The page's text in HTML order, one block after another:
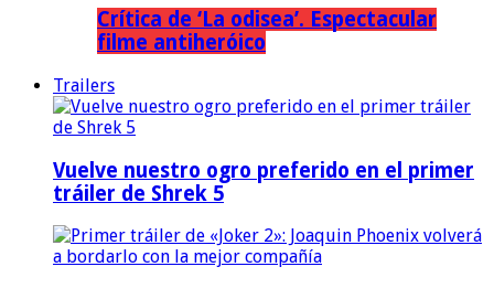
Crítica de ‘La odisea’. Espectacular
filme antiheróico
Trailers
Vuelve nuestro ogro preferido en el primer
tráiler de Shrek 5